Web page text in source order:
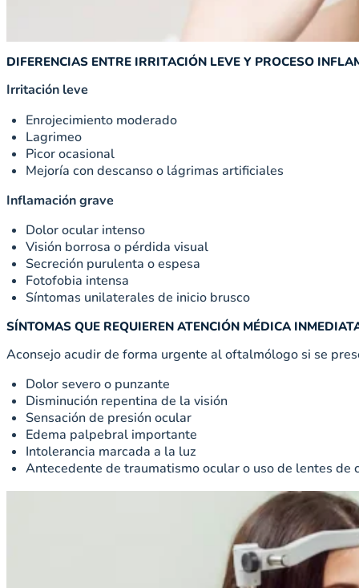
DIFERENCIAS ENTRE IRRITACIÓN LEVE Y PROCESO
Irritación leve
Enrojecimiento moderado
Lagrimeo
Picor ocasional
Mejoría con descanso o lágrimas artificiales
Inflamación grave
Dolor ocular intenso
Visión borrosa o pérdida visual
Secreción purulenta o espesa
Fotofobia intensa
Síntomas unilaterales de inicio brusco
SÍNTOMAS QUE REQUIEREN ATENCIÓN MÉDICA
Aconsejo acudir de forma urgente al oftalmólogo si se
Dolor severo o punzante
Disminución repentina de la visión
Sensación de presión ocular
Edema palpebral importante
Intolerancia marcada a la luz
Antecedente de traumatismo ocular o uso de lentes de